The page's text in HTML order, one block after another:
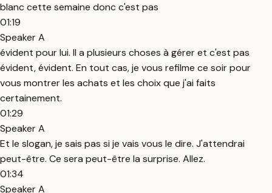
blanc cette semaine donc c'est pas
01:19
Speaker A
évident pour lui. Il a plusieurs choses à gérer et c'est pas
évident, évident. En tout cas, je vous refilme ce soir pour
vous montrer les achats et les choix que j'ai faits
certainement.
01:29
Speaker A
Et le slogan, je sais pas si je vais vous le dire. J'attendrai
peut-être. Ce sera peut-être la surprise. Allez.
01:34
Speaker A